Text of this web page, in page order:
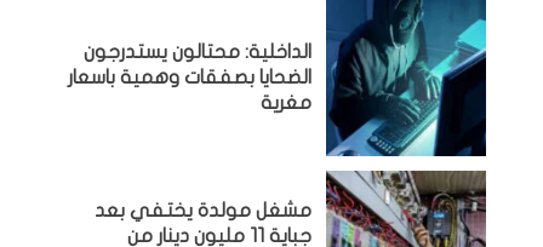
الداخلية: محتالون يستدرجون
الضحايا بصفقات وهمية باسعار
مغرية
مشغل مولدة يختفي بعد
جباية 11 مليون دينار من